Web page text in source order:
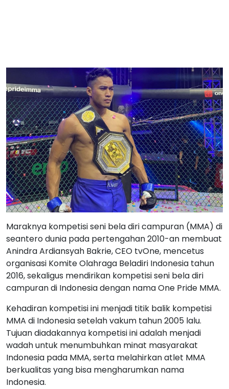
Maraknya kompetisi seni bela diri campuran (MMA) di
seantero dunia pada pertengahan 2010-an membuat
Anindra Ardiansyah Bakrie, CEO tvOne, mencetus
organisasi Komite Olahraga Beladiri Indonesia tahun
2016, sekaligus mendirikan kompetisi seni bela diri
campuran di Indonesia dengan nama One Pride MMA.
Kehadiran kompetisi ini menjadi titik balik kompetisi
MMA di Indonesia setelah vakum tahun 2005 lalu.
Tujuan diadakannya kompetisi ini adalah menjadi
wadah untuk menumbuhkan minat masyarakat
Indonesia pada MMA, serta melahirkan atlet MMA
berkualitas yang bisa mengharumkan nama
Indonesia.